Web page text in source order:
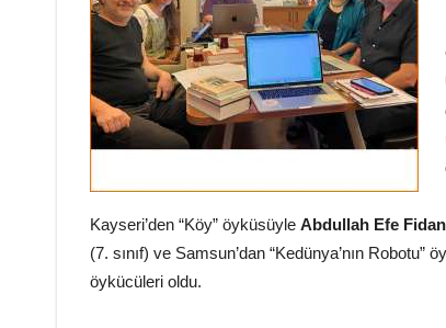
Kayseri’den “Köy” öyküsüyle Abdullah Efe Fidan
(7. sınıf) ve Samsun’dan “Kedünya’nın Robotu”
öykücüleri oldu.